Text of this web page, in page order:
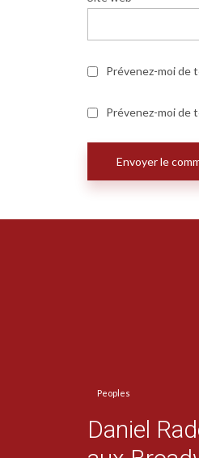
Prévenez-moi de
Prévenez-moi de
Peoples
Daniel